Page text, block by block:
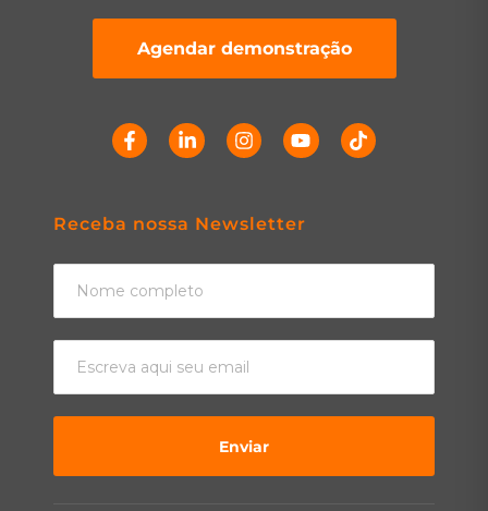
Agendar demonstração
Receba nossa Newsletter
Enviar